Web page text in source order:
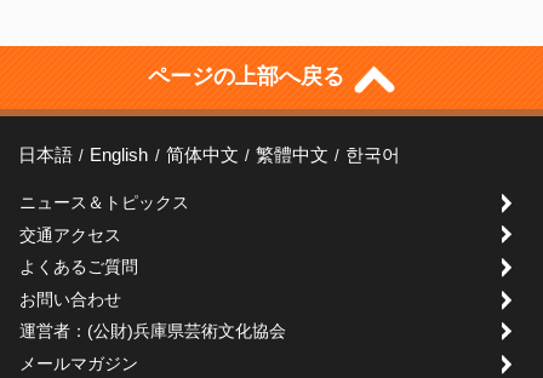
ページの上部へ戻る
日本語 English 简体中文 繁體中文 한국어
ニュース＆トピックス
交通アクセス
よくあるご質問
お問い合わせ
運営者：(公財)兵庫県芸術文化協会
メールマガジン